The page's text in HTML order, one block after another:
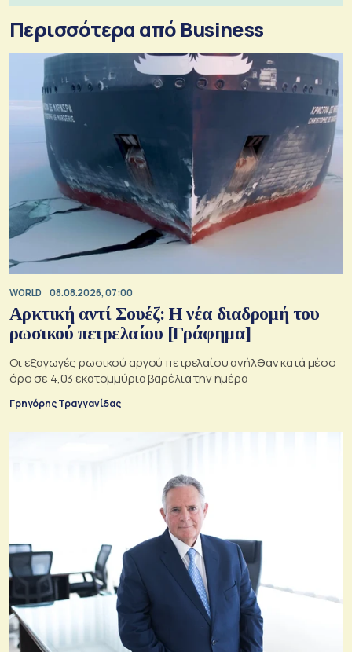
Περισσότερα από Business
WORLD 08.08.2026, 07:00
Αρκτική αντί Σουέζ: Η νέα διαδρομή του
ρωσικού πετρελαίου [Γράφημα]
Οι εξαγωγές ρωσικού αργού πετρελαίου ανήλθαν κατά μέσο
όρο σε 4,03 εκατομμύρια βαρέλια την ημέρα
Γρηγόρης Τραγγανίδας